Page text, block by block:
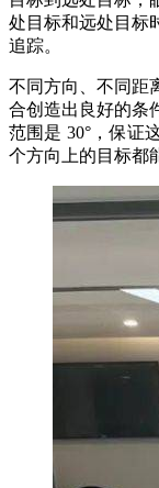
处目标和远处目标
追踪。
不同方向、不同距
合创造出良好的条
范围是 30°，保证
个方向上的目标都